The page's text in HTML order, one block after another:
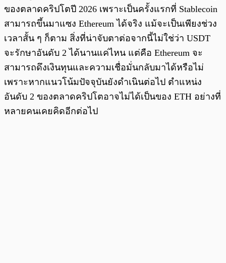
ของตลาดคริปโตปี 2026 เพราะเป็นครั้งแรกที่ Stablecoin
สามารถขึ้นมาแซง Ethereum ได้จริง แม้จะเป็นเพียงช่วง
เวลาสั้น ๆ ก็ตาม สิ่งที่น่าจับตาต่อจากนี้ไม่ใช่ว่า USDT
จะรักษาอันดับ 2 ได้นานแค่ไหน แต่คือ Ethereum จะ
สามารถดึงเงินทุนและความเชื่อมั่นกลับมาได้หรือไม่
เพราะหากแนวโน้มปัจจุบันยังดำเนินต่อไป ตำแหน่ง
อันดับ 2 ของตลาดคริปโตอาจไม่ได้เป็นของ ETH อย่างที่
หลายคนเคยคิดอีกต่อไป